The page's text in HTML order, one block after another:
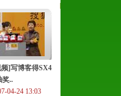
频]写博客得SX4
奖..
04-24 13:03